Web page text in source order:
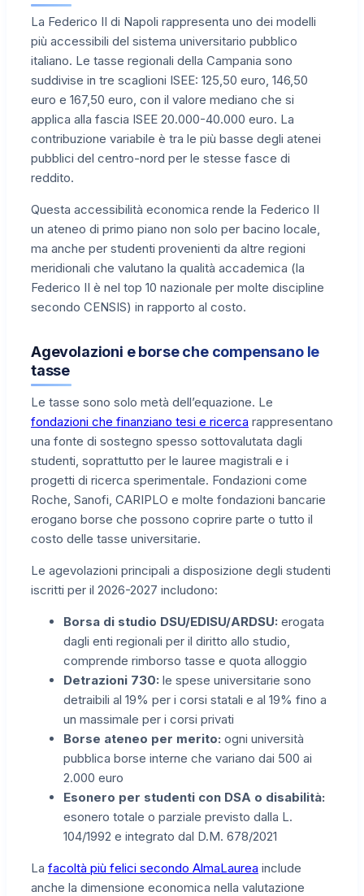
La Federico II di Napoli rappresenta uno dei modelli
più accessibili del sistema universitario pubblico
italiano. Le tasse regionali della Campania sono
suddivise in tre scaglioni ISEE: 125,50 euro, 146,50
euro e 167,50 euro, con il valore mediano che si
applica alla fascia ISEE 20.000-40.000 euro. La
contribuzione variabile è tra le più basse degli atenei
pubblici del centro-nord per le stesse fasce di
reddito.
Questa accessibilità economica rende la Federico II
un ateneo di primo piano non solo per bacino locale,
ma anche per studenti provenienti da altre regioni
meridionali che valutano la qualità accademica (la
Federico II è nel top 10 nazionale per molte discipline
secondo CENSIS) in rapporto al costo.
Agevolazioni e borse che compensano le
tasse
Le tasse sono solo metà dell’equazione. Le
fondazioni che finanziano tesi e ricerca rappresentano
una fonte di sostegno spesso sottovalutata dagli
studenti, soprattutto per le lauree magistrali e i
progetti di ricerca sperimentale. Fondazioni come
Roche, Sanofi, CARIPLO e molte fondazioni bancarie
erogano borse che possono coprire parte o tutto il
costo delle tasse universitarie.
Le agevolazioni principali a disposizione degli studenti
iscritti per il 2026-2027 includono:
Borsa di studio DSU/EDISU/ARDSU: erogata
dagli enti regionali per il diritto allo studio,
comprende rimborso tasse e quota alloggio
Detrazioni 730: le spese universitarie sono
detraibili al 19% per i corsi statali e al 19% fino a
un massimale per i corsi privati
Borse ateneo per merito: ogni università
pubblica borse interne che variano dai 500 ai
2.000 euro
Esonero per studenti con DSA o disabilità:
esonero totale o parziale previsto dalla L.
104/1992 e integrato dal D.M. 678/2021
La facoltà più felici secondo AlmaLaurea include
anche la dimensione economica nella valutazione